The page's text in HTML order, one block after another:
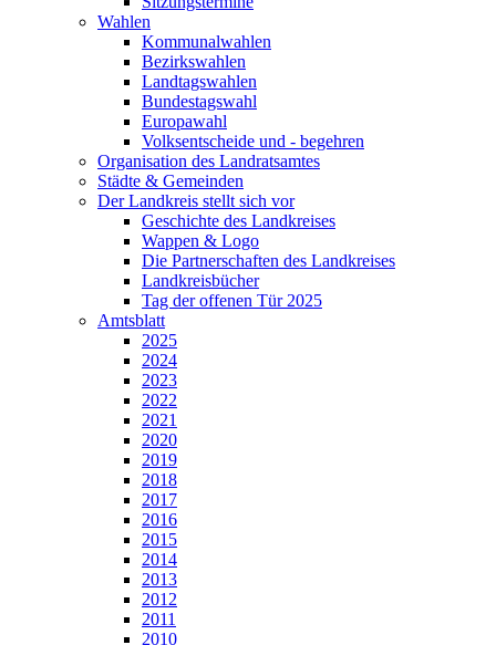
Wahlen
Kommunalwahlen
Bezirkswahlen
Landtagswahlen
Bundestagswahl
Europawahl
Volksentscheide und - begehren
Organisation des Landratsamtes
Städte & Gemeinden
Der Landkreis stellt sich vor
Geschichte des Landkreises
Wappen & Logo
Die Partnerschaften des Landkreises
Landkreisbücher
Tag der offenen Tür 2025
Amtsblatt
2025
2024
2023
2022
2021
2020
2019
2018
2017
2016
2015
2014
2013
2012
2011
2010